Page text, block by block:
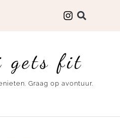
gets fit
Graag op avontuur.